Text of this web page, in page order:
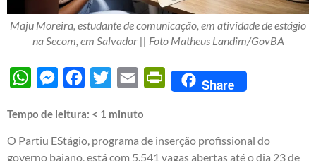
Maju Moreira, estudante de comunicação, em atividade de estágio
na Secom, em Salvador || Foto Matheus Landim/GovBA
WhatsAppMessengerFacebook
Twitter Email PrintFriendly
Share
Tempo de leitura: < 1 minuto
O Partiu EStágio, programa de inserção profissional do
governo baiano, está com 5.541 vagas abertas até o dia 23 de